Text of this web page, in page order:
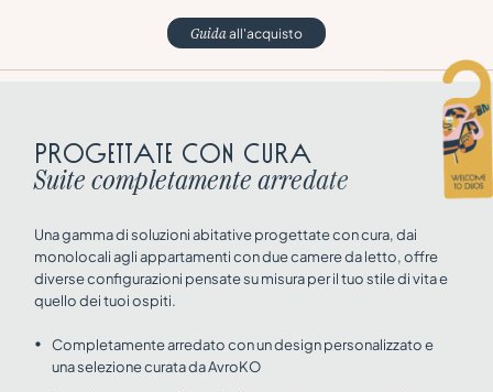
Guidaall'acquisto
Progettate con cura
Suite completamente arredate
Una gamma di soluzioni abitative progettate con cura, dai
monolocali agli appartamenti con due camere da letto, offre
diverse configurazioni pensate su misura per il tuo stile di vita e
quello dei tuoi ospiti.
Completamente arredato con un design personalizzato e
una selezione curata da AvroKO